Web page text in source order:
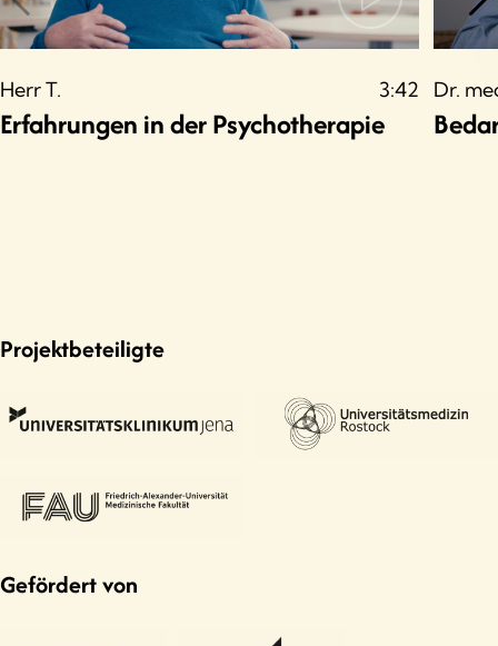
Herr T. 3:42
Erfahrungen in der Psychotherapie
Dr.
Projektbeteiligte
Gefördert von